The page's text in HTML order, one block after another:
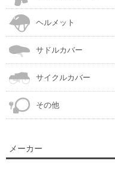
ヘルメット
サドルカバー
サイクルカバー
その他
メーカー